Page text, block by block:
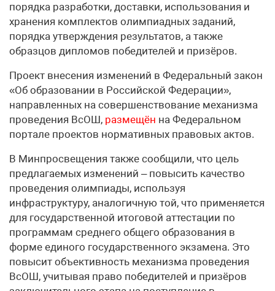
порядка разработки, доставки, использования и
хранения комплектов олимпиадных заданий,
порядка утверждения результатов, а также
образцов дипломов победителей и призёров.
Проект внесения изменений в Федеральный закон
«Об образовании в Российской Федерации»,
направленных на совершенствование механизма
проведения ВсОШ, размещён на Федеральном
портале проектов нормативных правовых актов.
В Минпросвещения также сообщили, что цель
предлагаемых изменений – повысить качество
проведения олимпиады, используя
инфраструктуру, аналогичную той, что применяется
для государственной итоговой аттестации по
программам среднего общего образования в
форме единого государственного экзамена. Это
повысит объективность механизма проведения
ВсОШ, учитывая право победителей и призёров